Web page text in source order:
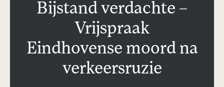
Bijstand verdachte –
Vrijspraak
Eindhovense moord na
verkeersruzie